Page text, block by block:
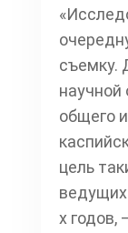
съемку.
научной
общего
цель
х годов,